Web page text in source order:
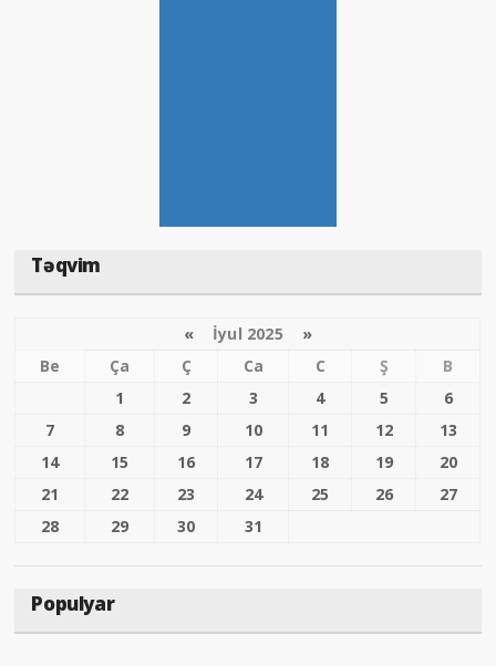
Təqvim
« İyul 2025 »
Be
Ça Ç Ca C Ş
B
1
2 3 4 5
6
7
8 9 10 11 12
13
14
15 16 17 18 19
20
21
22 23 24 25 26
27
28
29 30 31
Populyar